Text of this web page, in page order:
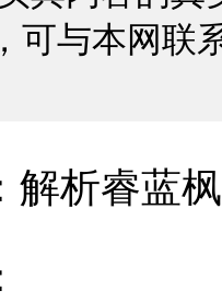
可与本网联
解析睿蓝